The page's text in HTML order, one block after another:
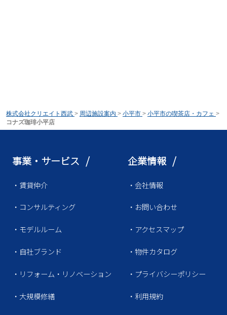
株式会社クリエイト西武 > 周辺施設案内 > 小平市 > 小平市の喫茶店・カフェ >
コナズ珈琲小平店
事業・サービス /
・賃貸仲介
・コンサルティング
・モデルルーム
・自社ブランド
・リフォーム・リノベーション
・大規模修繕
企業情報 /
・会社情報
・お問い合わせ
・アクセスマップ
・物件カタログ
・プライバシーポリシー
・利用規約